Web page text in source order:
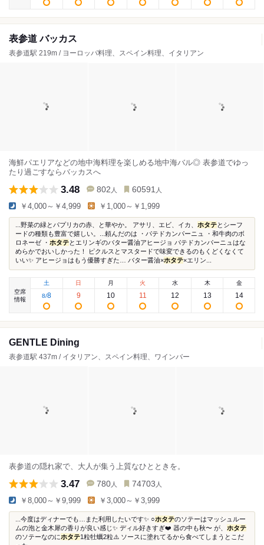
表参道 バッカス
表参道駅 219m / ヨーロッパ料理、スペイン料理、イタリアン
海鮮パエリアなどの地中海料理を楽しめる地中海バル◎ 表参道でゆっ
たり過ごすならバッカスへ
3.48 802 人 60591 人
￥4,000～￥4,999 ￥1,000～￥1,999
...野菜の緑とパプリカの赤、と華やか。 アサリ、エビ、イカ、 ホタテとシーフ
ードの種類も豊富で嬉しい。...頼んだのは ・パテドカンパーニュ ・和牛肉のボ
ロネーゼ ・ ホタテとエリンギのバター醤油アヒージョ パテドカンパーニュはな
めらかでおいしかった！ ピクルスとマスタードで味変できるのもくどくなくて
いい✨ アヒージョはもう優勝すぎた… バター醤油×ホタテ×エリン...
空席
情報
土
8/8
日
9
月
10
火
11
水
12
木
13
金
14
GENTLE Dining
表参道駅 437m / イタリアン、スペイン料理、ワインバー
表参道の隠れ家で、大人が集う上質なひとときを。
3.47 780 人 74703 人
￥8,000～￥9,999 ￥3,000～￥3,999
...今度はディナーでも…また利用したいです✨️ ○ホタテのソテーはマッシュルー
ムの泡と金木犀の香りが良い感じ✨ ディル好きすぎ❤️ 器の中も秋〜 が、 ホタテ
のソテーなのにホタテ1粒牡蠣2粒⚠️ ソースに塗れてるから食べてしまうとこだ